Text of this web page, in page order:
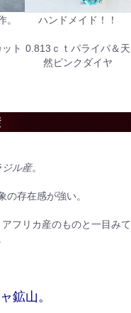
ト
ハンドメイド！！
0.813ｃｔパライバ＆天
然ピンクダイヤ
ジル産。
存在感が強い。
フリカ産のものと一目みて
鉱山。